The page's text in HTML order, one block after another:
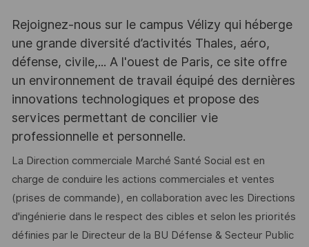
Rejoignez-nous sur le campus Vélizy qui héberge
une grande diversité d’activités Thales, aéro,
défense, civile,... A l'ouest de Paris, ce site offre
un environnement de travail équipé des dernières
innovations technologiques et propose des
services permettant de concilier vie
professionnelle et personnelle.
La Direction commerciale Marché Santé Social est en
charge de conduire les actions commerciales et ventes
(prises de commande), en collaboration avec les Directions
d'ingénierie dans le respect des cibles et selon les priorités
définies par le Directeur de la BU Défense & Secteur Public